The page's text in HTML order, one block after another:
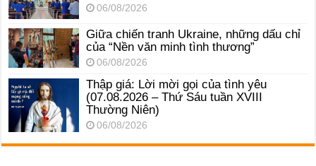
06/08/2026
Giữa chiến tranh Ukraine, những dấu chỉ
của “Nền văn minh tình thương”
06/08/2026
Thập giá: Lời mời gọi của tình yêu
(07.08.2026 – Thứ Sáu tuần XVIII
Thường Niên)
06/08/2026